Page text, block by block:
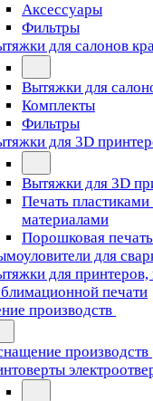
Аксессуары
Фильтры
для салонов
Вытяжки для
Комплекты
Фильтры
для 3D
Вытяжки для 3D
Печать
материалами
Порошковая
для
для принтеров,
печати
производств
производств